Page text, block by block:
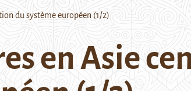
du système européen (1/2)
en Asie